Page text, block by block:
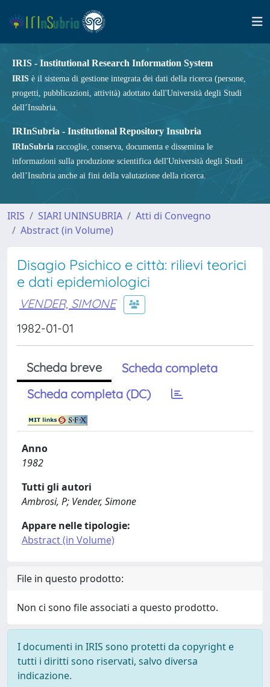
IRIS - Institutional Research Information System
IRIS è il sistema di gestione integrata dei dati della ricerca (persone,
progetti, pubblicazioni, attività) adottato dall'Università degli Studi
dell’Insubria.
IRInSubria - Institutional Repository Insubria
IRInSubria raccoglie, conserva, documenta e dissemina le
informazioni sulla produzione scientifica dell'Università degli Studi
dell’Insubria anche ai fini della valutazione della ricerca.
IRIS SIARI UNINSUBRIA
Atti di Convegno
Abstract (in Volume)
Disagio Psichico e città: rilievi teorici
e dati epidemiologici
VENDER, SIMONE
1982-01-01
Scheda breve
Scheda completa
Scheda completa (DC)
Anno
1982
Tutti gli autori
Ambrosi, P; Vender, Simone
Appare nelle tipologie:
Abstract (in Volume)
File in questo prodotto:
Non ci sono file associati a questo prodotto.
I documenti in IRIS sono protetti da copyright e
tutti i diritti sono riservati, salvo diversa
indicazione.